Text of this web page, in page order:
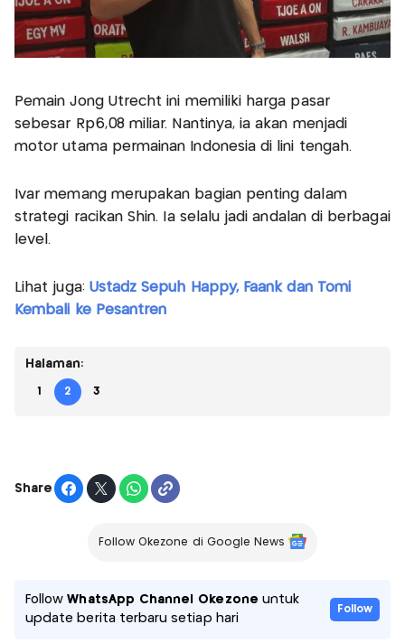
Pemain Jong Utrecht ini memiliki harga pasar
sebesar Rp6,08 miliar. Nantinya, ia akan menjadi
motor utama permainan Indonesia di lini tengah.
Ivar memang merupakan bagian penting dalam
strategi racikan Shin. Ia selalu jadi andalan di berbagai
level.
Lihat juga: Ustadz Sepuh Happy, Faank dan Tomi
Kembali ke Pesantren
Halaman:
1 2 3
Share
Follow Okezone di Google News
FollowWhatsApp Channel Okezone untuk
update berita terbaru setiap hari
Follow